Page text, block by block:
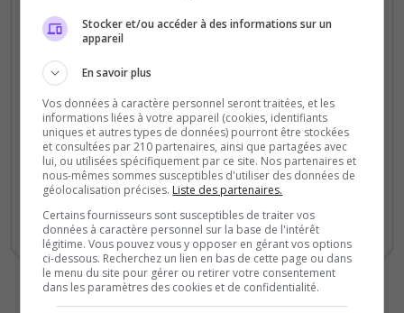
Qualité
Staff du serveur
Ambiance
Disponibilité
Super serveur. Ambiance très conviviale. On
se marre bien, surtout pendant les events.
bienveillants. Je recommande vivement
Stocker et/ou accéder à des informations sur un
appareil
En savoir plus
Vos données à caractère personnel seront traitées, et les
informations liées à votre appareil (cookies, identifiants
uniques et autres types de données) pourront être stockées
et consultées par 210 partenaires, ainsi que partagées avec
lui, ou utilisées spécifiquement par ce site. Nos partenaires et
nous-mêmes sommes susceptibles d'utiliser des données de
géolocalisation précises. Liste des partenaires.
Certains fournisseurs sont susceptibles de traiter vos
données à caractère personnel sur la base de l'intérêt
légitime. Vous pouvez vous y opposer en gérant vos options
ci-dessous. Recherchez un lien en bas de cette page ou dans
le menu du site pour gérer ou retirer votre consentement
dans les paramètres des cookies et de confidentialité.